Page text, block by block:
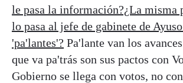
le pasa la información?¿La misma
lo pasa al jefe de gabinete de
'pa'lantes'? Pa'lante van los
que va pa'trás son sus pactos con
Gobierno se llega con votos, no